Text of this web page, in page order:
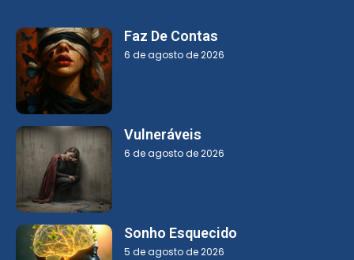
Faz De Contas
6 de agosto de 2026
Vulneráveis
6 de agosto de 2026
Sonho Esquecido
5 de agosto de 2026